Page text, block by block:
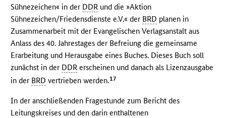
Sühnezeichen« in der DDR und die »Aktion
Sühnezeichen/Friedensdienste e.V.« der BRD planen in
Zusammenarbeit mit der Evangelischen Verlagsanstalt aus
Anlass des 40. Jahrestages der Befreiung die gemeinsame
Erarbeitung und Herausgabe eines Buches. Dieses Buch soll
zunächst in der DDR erscheinen und danach als Lizenzausgabe
in der BRD vertrieben werden.17
In der anschließenden Fragestunde zum Bericht des
Leitungskreises und den darin enthaltenen